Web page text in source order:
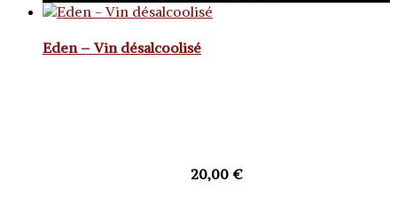
Eden – Vin désalcoolisé
20,00 €